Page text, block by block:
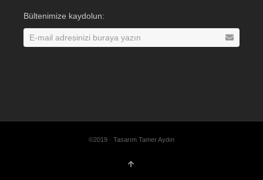
Bültenimize kaydolun:
©2019 · Tasarım Tamer Aydın